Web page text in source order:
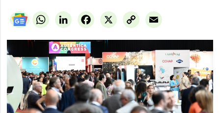
WhatsAppLinkedIn X
Facebook
Copy
Link
Email